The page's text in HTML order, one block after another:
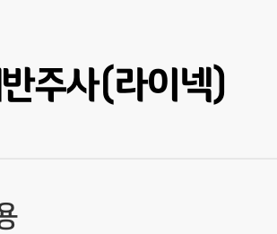
주사(라이넥)